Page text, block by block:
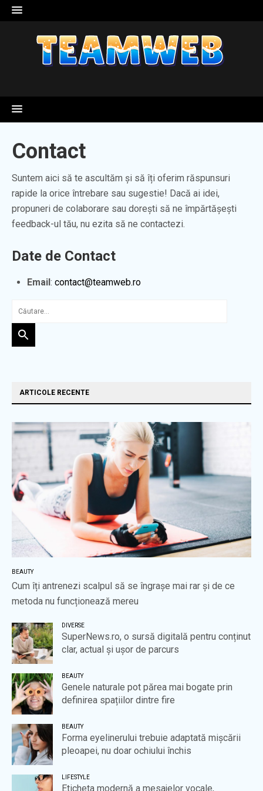
Skip
to
Contact
Suntem aici să te ascultăm și să îți oferim răspunsuri
rapide la orice întrebare sau sugestie! Dacă ai idei,
propuneri de colaborare sau dorești să ne împărtășești
feedback-ul tău, nu ezita să ne contactezi.
Date de Contact
Email: contact@teamweb.ro
ARTICOLE RECENTE
BEAUTY
Cum îți antrenezi scalpul să se îngrașe mai rar și de ce
metoda nu funcționează mereu
DIVERSE
SuperNews.ro, o sursă digitală pentru conținut
clar, actual și ușor de parcurs
BEAUTY
Genele naturale pot părea mai bogate prin
definirea spațiilor dintre fire
BEAUTY
Forma eyelinerului trebuie adaptată mișcării
pleoapei, nu doar ochiului închis
LIFESTYLE
Eticheta modernă a mesajelor vocale,